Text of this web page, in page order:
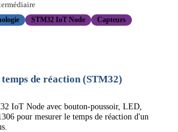
STM32 IoT Node
Capteurs
de réaction (STM32)
IoT Node avec bouton-poussoir, LED,
pour mesurer le temps de réaction d'un